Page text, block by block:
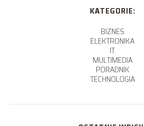
KATEGORIE:
BIZNES
ELEKTRONIKA
IT
MULTIMEDIA
PORADNIK
TECHNOLOGIA